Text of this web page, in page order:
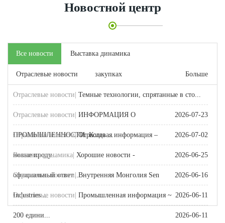
Новостной центр
Все новости Выставка динамика
Отраслевые новости закупках Больше
Отраслевые новости| Темные технологии, спрятанные в сто...
2026-07-23
Отраслевые новости| ИНФОРМАЦИЯ О
ПРОМЫШЛЕННОСТИ. Когда ... 2026-07-02
Отраслевые новости|Отраслевая информация –
новые проду... 2026-06-25
Выставка динамика| Хорошие новости -
официальный ответ... 2026-06-16
Отраслевые новости|Внутренняя Монголия Sen
Industries ... 2026-06-11
Отраслевые новости| Промышленная информация ~
200 едини... 2026-06-11